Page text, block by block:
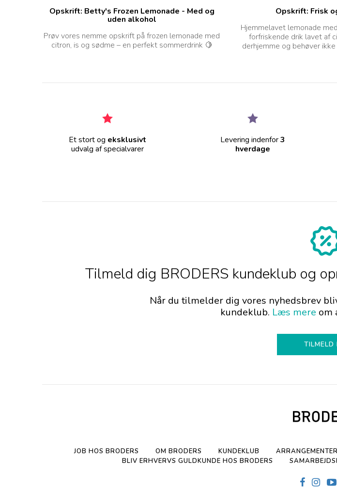
Opskrift: Betty's Frozen Lemonade - Med og
uden alkohol
Prøv vores nemme opskrift på frozen lemonade med
citron, is og sødme – en perfekt sommerdrink 🍋
Opskrift: Frisk
Hjemmelavet lemonade
forfriskende drik lavet af
derhjemme og behøver
Et stort og eksklusivt
udvalg af specialvarer
Levering indenfor3
hverdage
Tilmeld dig BRODERS kundeklub og
Når du tilmelder dig vores nyhedsbrev
kundeklub. Læs mere om
TILMELD
JOB HOS BRODERS OM BRODERS KUNDEKLUB ARRANGEMENTER
BLIV ERHVERVS GULDKUNDE HOS BRODERS